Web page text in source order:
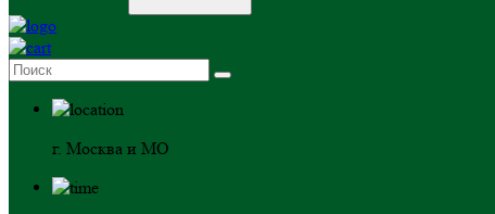
г. Москва и МО